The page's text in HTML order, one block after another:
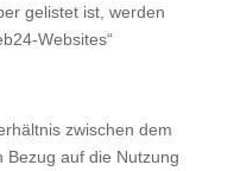
gelistet ist, werden
Websites“
zwischen dem
Bezug auf die Nutzung